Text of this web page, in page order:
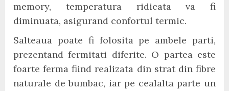
memory, temperatura ridicata va fi
diminuata, asigurand confortul termic.
Salteaua poate fi folosita pe ambele parti,
prezentand fermitati diferite. O partea este
foarte ferma fiind realizata din strat din fibre
naturale de bumbac, iar pe cealalta parte un